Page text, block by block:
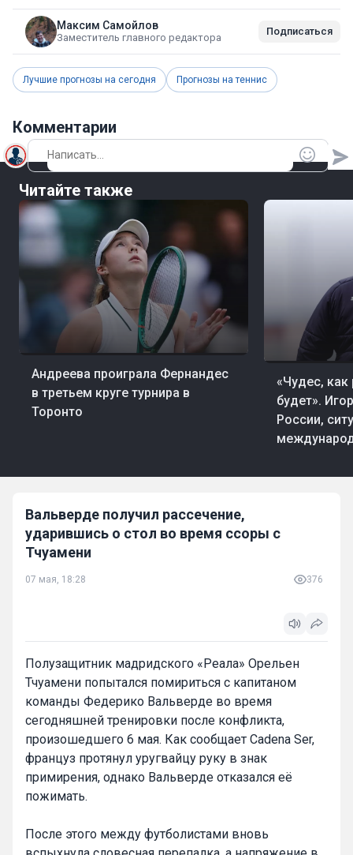
Максим Самойлов
Заместитель главного редактора
Подписаться
Лучшие прогнозы на сегодня Прогнозы на теннис
Комментарии
Читайте также
Андреева проиграла Фернандес
в третьем круге турнира в
Торонто
«Чудес,
будет».
России,
Вальверде получил рассечение,
ударившись о стол во время ссоры с
Тчуамени
07 мая, 18:28 376
Полузащитник мадридского «Реала» Орельен
Тчуамени попытался помириться с капитаном
команды Федерико Вальверде во время
сегодняшней тренировки после конфликта,
произошедшего 6 мая. Как сообщает Cadena Ser,
француз протянул уругвайцу руку в знак
примирения, однако Вальверде отказался её
пожимать.
После этого между футболистами вновь